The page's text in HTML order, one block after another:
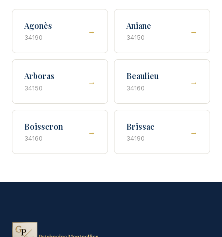
Agonès
34190
→
Aniane
34150
→
Arboras
34150
→
Beaulieu
34160
→
Boisseron
34160
→
Brissac
34190
→